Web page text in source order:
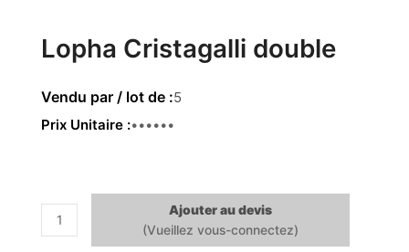
Lopha Cristagalli double
5
Prix Unitaire 3.45 €
quantité
de
Ajouter au devis